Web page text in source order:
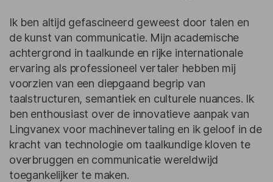
Ik ben altijd gefascineerd geweest door talen en
de kunst van communicatie. Mijn academische
achtergrond in taalkunde en rijke internationale
ervaring als professioneel vertaler hebben mij
voorzien van een diepgaand begrip van
taalstructuren, semantiek en culturele nuances. Ik
ben enthousiast over de innovatieve aanpak van
Lingvanex voor machinevertaling en ik geloof in de
kracht van technologie om taalkundige kloven te
overbruggen en communicatie wereldwijd
toegankelijker te maken.